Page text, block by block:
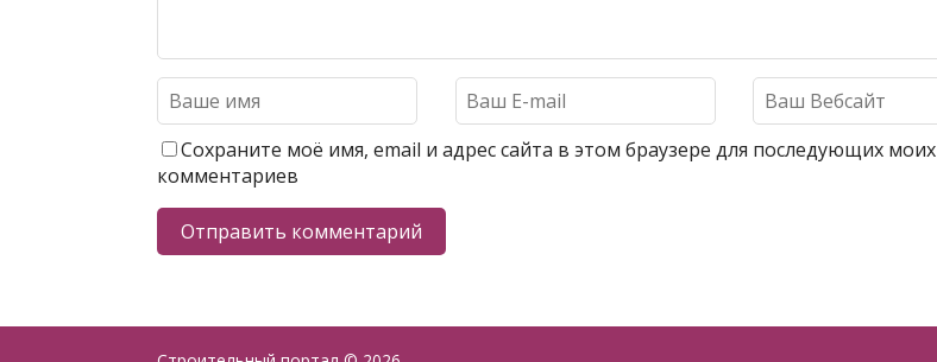
Сохраните моё имя, email и адрес сайта в этом браузере для последующих моих
комментариев